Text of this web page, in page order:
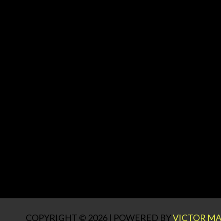
COPYRIGHT © 2026 | POWERED BYVICTOR